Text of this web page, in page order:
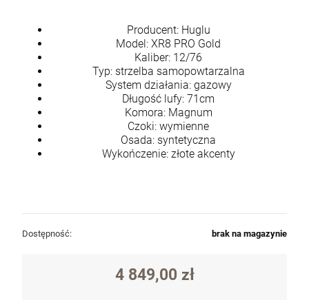
Producent: Huglu
Model: XR8 PRO Gold
Kaliber: 12/76
Typ: strzelba samopowtarzalna
System działania: gazowy
Długość lufy: 71cm
Komora: Magnum
Czoki: wymienne
Osada: syntetyczna
Wykończenie: złote akcenty
Dostępność: brak na magazynie
4 849,00 zł